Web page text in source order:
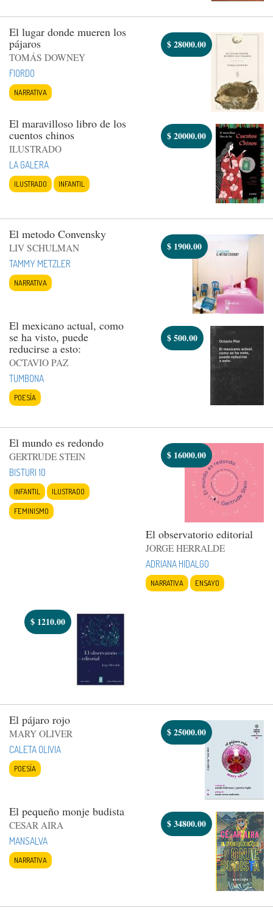
El lugar donde mueren los
pájaros
TOMÁS DOWNEY
FIORDO
NARRATIVA
$28000.00
El maravilloso libro de los
cuentos chinos
ILUSTRADO
LA GALERA
ILUSTRADO INFANTIL
$20000.00
El metodo Convensky
LIV SCHULMAN
TAMMY METZLER
NARRATIVA
$ 1900.00
El mexicano actual, como
se ha visto, puede
reducirse a esto:
OCTAVIO PAZ
TUMBONA
POESÍA
$500.00
El mundo es redondo
GERTRUDE STEIN
BISTURI 10
INFANTIL
ILUSTRADO
FEMINISMO
$ 16000.00
El observatorio editorial
JORGE HERRALDE
ADRIANA HIDALGO
NARRATIVA ENSAYO
$ 1210.00
El pájaro rojo
MARY OLIVER
CALETA OLIVIA
POESÍA
$25000.00
El pequeño monje budista
CESAR AIRA
MANSALVA
NARRATIVA
$34800.00